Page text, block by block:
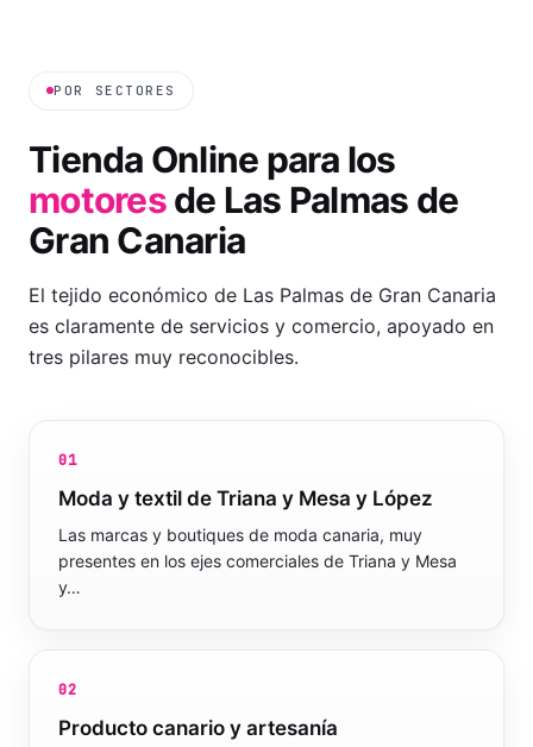
POR SECTORES
Tienda Online para los
motoresde Las Palmas de
Gran Canaria
El tejido económico de Las Palmas de Gran Canaria
es claramente de servicios y comercio, apoyado en
tres pilares muy reconocibles.
01
Moda y textil de Triana y Mesa y López
Las marcas y boutiques de moda canaria, muy
presentes en los ejes comerciales de Triana y Mesa
y…
02
Producto canario y artesanía